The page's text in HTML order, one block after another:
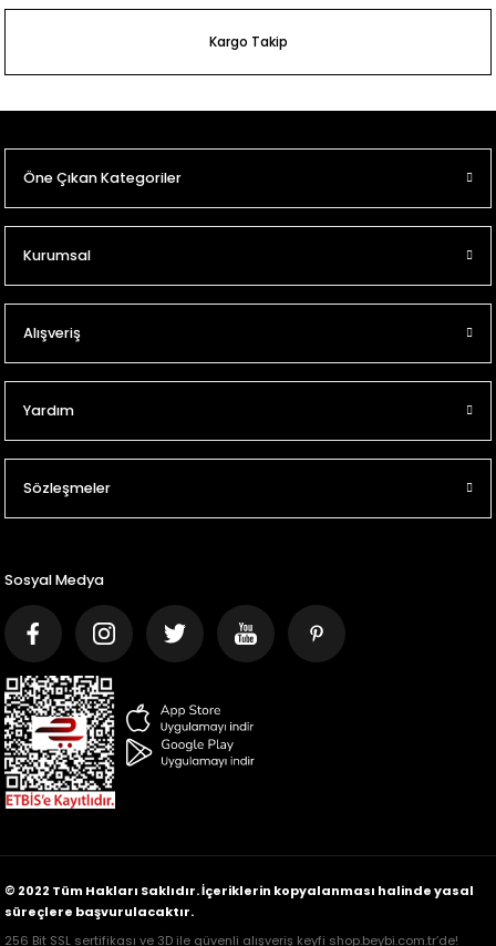
Kargo Takip
Öne Çıkan Kategoriler
Kurumsal
Alışveriş
Yardım
Sözleşmeler
Sosyal Medya
© 2022 Tüm Hakları Saklıdır. İçeriklerin kopyalanması halinde yasal
süreçlere başvurulacaktır.
256 Bit SSL sertifikası ve 3D ile güvenli alışveriş keyfi shop.beybi.com.tr’de!